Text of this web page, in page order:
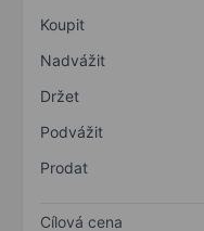
Koupit
Nadvážit
Držet
Podvážit
Prodat
Cílová cena